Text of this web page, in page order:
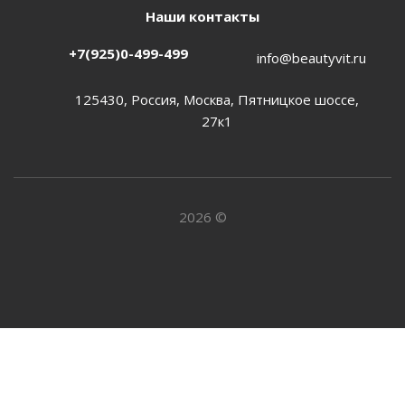
Наши контакты
+7(925)0-499-499 info@beautyvit.ru
125430, Россия, Москва, Пятницкое шоссе,
27к1
2026 ©